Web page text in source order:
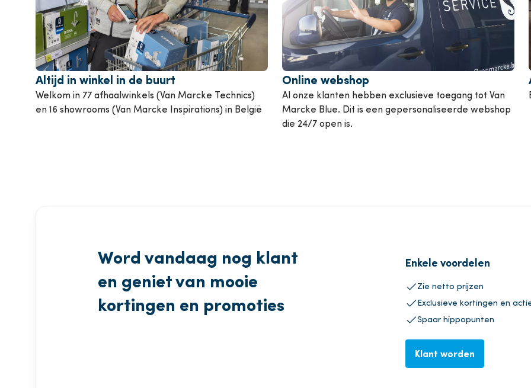
Airconditioning Pompen
Bekijk alle producten
Van Marcke College
Bekijk alle diensten
Altijd in winkel in de buurt
Welkom in 77 afhaalwinkels (Van Marcke Technics)
en 16 showrooms (Van Marcke Inspirations) in België
Online webshop
Al onze klanten hebben exclusieve toegang tot Van
Marcke Blue. Dit is een gepersonaliseerde webshop
die 24/7 open is.
Word vandaag nog klant
en geniet van mooie
kortingen en promoties
Enkele voordelen
Zie netto prijzen
Exclusieve kortingen en
Spaar hippopunten
Klant worden